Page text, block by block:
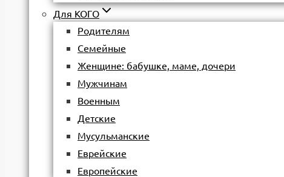
Для КОГО
Родителям
Семейные
Женщине: бабушке, маме, дочери
Мужчинам
Военным
Детские
Мусульманские
Еврейские
Европейские